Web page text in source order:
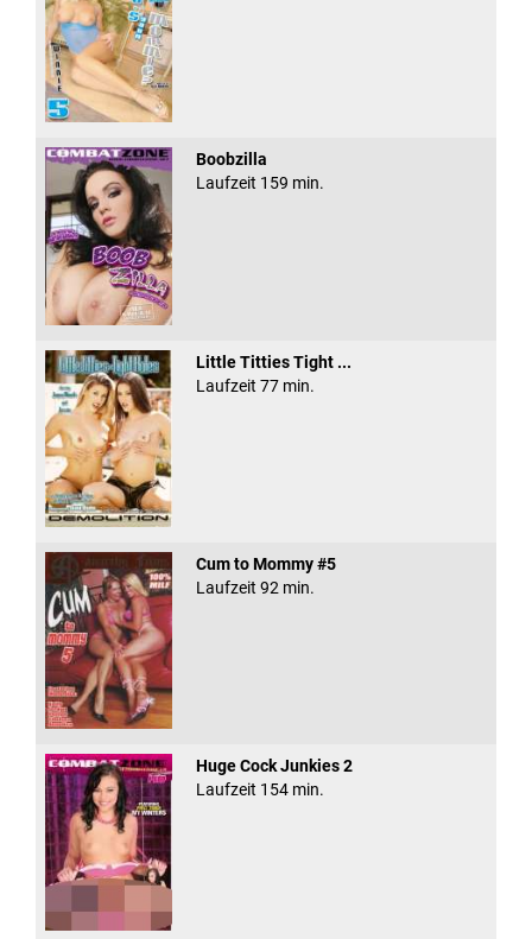
Boobzilla
Laufzeit 159 min.
Little Titties Tight ...
Laufzeit 77 min.
Cum to Mommy #5
Laufzeit 92 min.
Huge Cock Junkies 2
Laufzeit 154 min.